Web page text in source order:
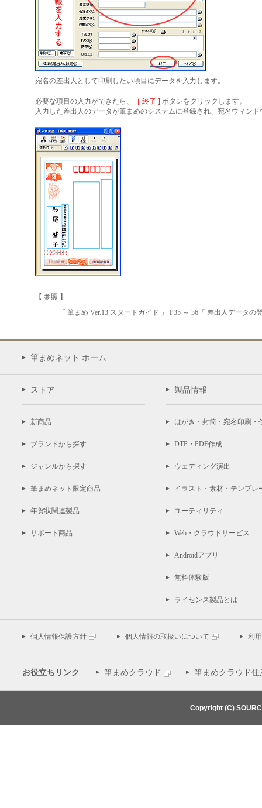
宛名の差出人として印刷したい項目にデータを入力します。
必要な項目の入力ができたら、 ［ 終了 ] ボタンをクリックします。
入力した差出人のデータが筆まめのシステムに登録され、宛名ウィン
【 参照 】
「 筆まめ Ver.13 スタートガイド 」 P35 ～ 36「 差出人データの
筆まめネット ホーム
ストア
新商品
ブランドから探す
ジャンルから探す
筆まめネット限定商品
年賀状関連製品
サポート商品
製品情報
はがき・封筒・宛名印刷・
DTP・PDF作成
ウェディング演出
イラスト・素材・テンプレ
ユーティリティ
Web・クラウドサービス
Androidアプリ
無料体験版
ライセンス製品とは
個人情報保護方針 個人情報の取扱いについて 利
お役立ちリンク 筆まめクラウド 筆まめクラウド住
Copyright (C)